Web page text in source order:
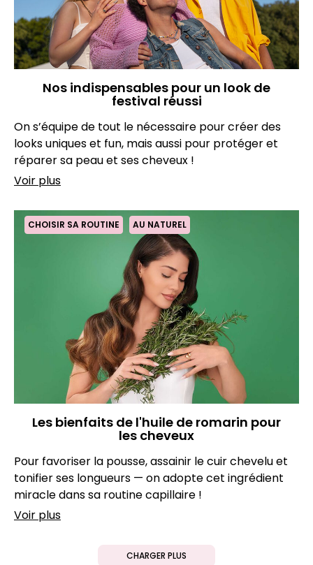
Nos indispensables pour un look de
festival réussi
On s’équipe de tout le nécessaire pour créer des
looks uniques et fun, mais aussi pour protéger et
réparer sa peau et ses cheveux !
Voir plus
CHOISIR SA ROUTINE AU NATUREL
Les bienfaits de l'huile de romarin pour
les cheveux
Pour favoriser la pousse, assainir le cuir chevelu et
tonifier ses longueurs — on adopte cet ingrédient
miracle dans sa routine capillaire !
Voir plus
CHARGER PLUS